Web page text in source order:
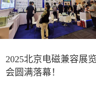
2025北京电磁兼容展览
会圆满落幕！